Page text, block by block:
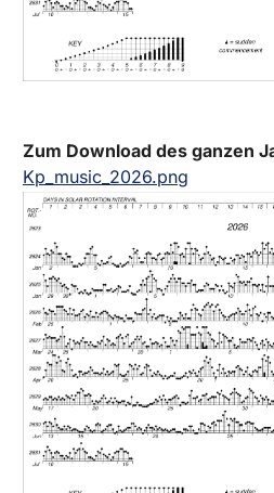
Zum Download des ganzen
Kp_music_2026.png